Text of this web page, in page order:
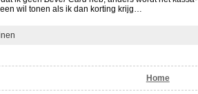
wil tonen als ik dan korting krijg…
Home